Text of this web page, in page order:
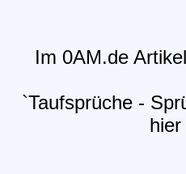
Im 0AM.de
`Taufsprüche -